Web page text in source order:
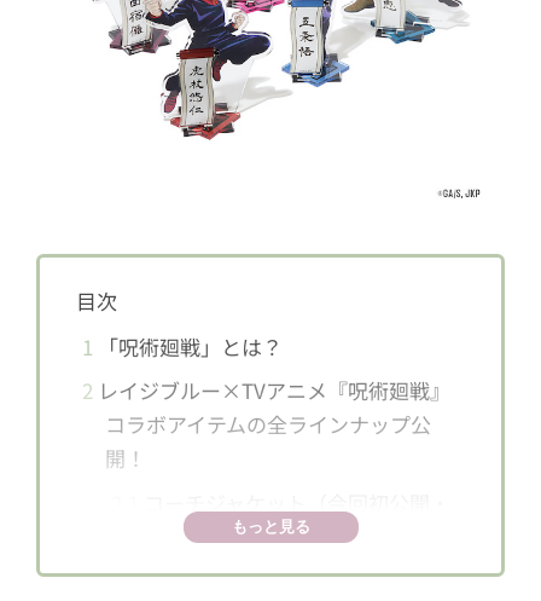
目次
1
「呪術廻戦」とは？
2 レイジブルー×TVアニメ『呪術廻戦』
コラボアイテムの全ラインナップ公
開！
描き下ろしデザイン）
2.2長袖Tシャツ
もっと見る